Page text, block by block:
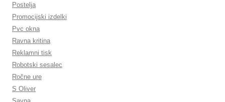
Postelja
Promocijski izdelki
Pvc okna
Ravna kritina
Reklamni tisk
Robotski sesalec
Ročne ure
S Oliver